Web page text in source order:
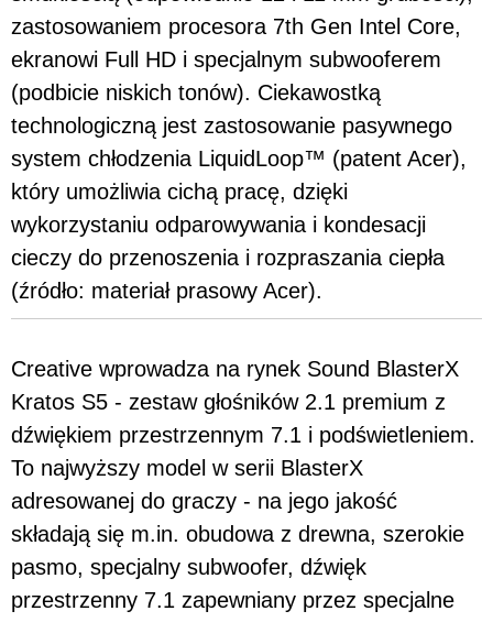
zastosowaniem procesora 7th Gen Intel Core,
ekranowi Full HD i specjalnym subwooferem
(podbicie niskich tonów). Ciekawostką
technologiczną jest zastosowanie pasywnego
system chłodzenia LiquidLoop™ (patent Acer),
który umożliwia cichą pracę, dzięki
wykorzystaniu odparowywania i kondesacji
cieczy do przenoszenia i rozpraszania ciepła
(źródło: materiał prasowy Acer).
Creative wprowadza na rynek Sound BlasterX
Kratos S5 - zestaw głośników 2.1 premium z
dźwiękiem przestrzennym 7.1 i podświetleniem.
To najwyższy model w serii BlasterX
adresowanej do graczy - na jego jakość
składają się m.in. obudowa z drewna, szerokie
pasmo, specjalny subwoofer, dźwięk
przestrzenny 7.1 zapewniany przez specjalne